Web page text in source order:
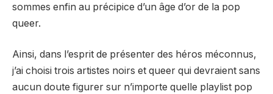
sommes enfin au précipice d’un âge d’or de la pop
queer.
Ainsi, dans l’esprit de présenter des héros méconnus,
j’ai choisi trois artistes noirs et queer qui devraient sans
aucun doute figurer sur n’importe quelle playlist pop